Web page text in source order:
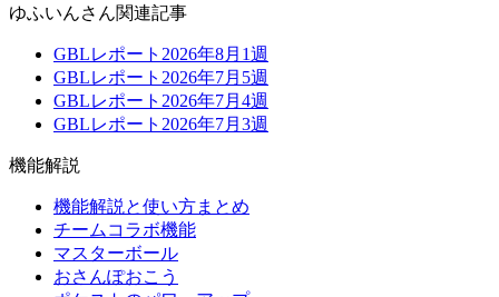
ゆふいんさん関連記事
GBLレポート2026年8月1週
GBLレポート2026年7月5週
GBLレポート2026年7月4週
GBLレポート2026年7月3週
機能解説
機能解説と使い方まとめ
チームコラボ機能
マスターボール
おさんぽおこう